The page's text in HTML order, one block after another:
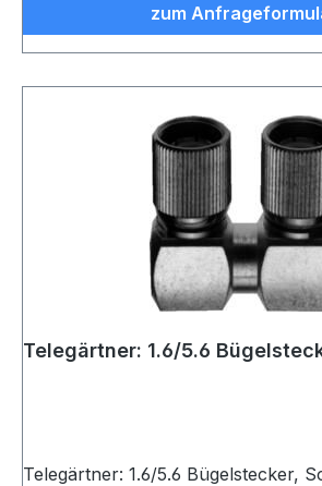
zum
Telegärtner: 1.6/5.6
Telegärtner: 1.6/5.6 Bügelstecker, Schraub, x=15 (VE